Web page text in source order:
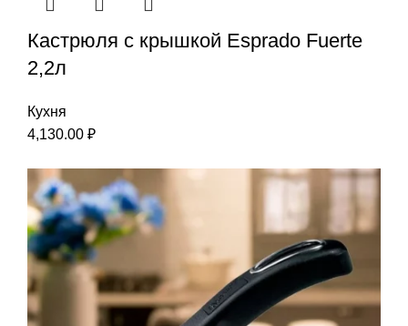
Кастрюля с крышкой Esprado Fuerte
2,2л
Кухня
4,130.00 ₽